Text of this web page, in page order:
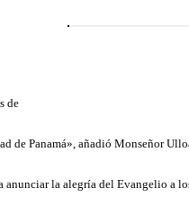
de
de Panamá», añadió Monseñor
anunciar la alegría del Evangelio a